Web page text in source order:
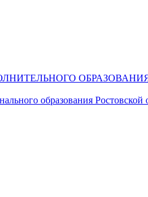
образования Ростовской